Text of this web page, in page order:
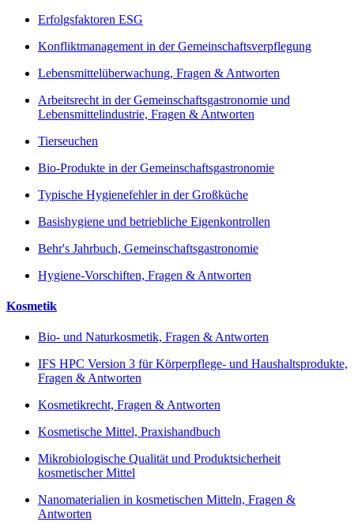
Erfolgsfaktoren ESG
Konfliktmanagement in der Gemeinschaftsverpflegung
Lebensmittelüberwachung, Fragen & Antworten
Arbeitsrecht in der Gemeinschaftsgastronomie und
Lebensmittelindustrie, Fragen & Antworten
Tierseuchen
Bio-Produkte in der Gemeinschaftsgastronomie
Typische Hygienefehler in der Großküche
Basishygiene und betriebliche Eigenkontrollen
Behr's Jahrbuch, Gemeinschaftsgastronomie
Hygiene-Vorschiften, Fragen & Antworten
Kosmetik
Bio- und Naturkosmetik, Fragen & Antworten
IFS HPC Version 3 für Körperpflege- und Haushaltsprodukte,
Fragen & Antworten
Kosmetikrecht, Fragen & Antworten
Kosmetische Mittel, Praxishandbuch
Mikrobiologische Qualität und Produktsicherheit
kosmetischer Mittel
Nanomaterialien in kosmetischen Mitteln, Fragen &
Antworten